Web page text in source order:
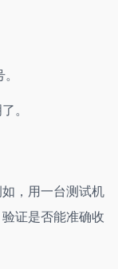
。
，用一台测试机
证是否能准确收